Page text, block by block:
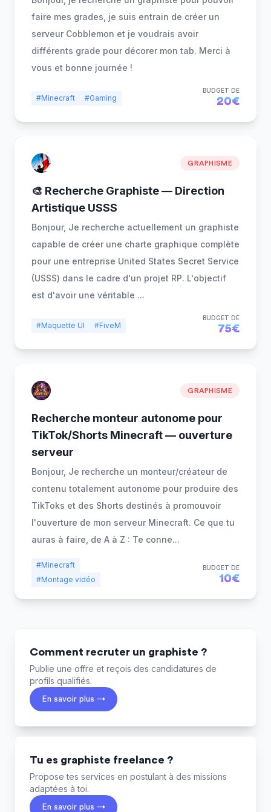
faire mes grades, je suis entrain de créer un
serveur Cobblemon et je voudrais avoir
différents grade pour décorer mon tab. Merci à
vous et bonne journée !
#Minecraft #Gaming
BUDGET DE
20€
GRAPHISME
🎨 Recherche Graphiste — Direction
Artistique USSS
Bonjour, Je recherche actuellement un graphiste
capable de créer une charte graphique complète
pour une entreprise United States Secret Service
(USSS) dans le cadre d'un projet RP. L'objectif
est d'avoir une véritable ...
#Maquette UI #FiveM
BUDGET DE
75€
GRAPHISME
Recherche monteur autonome pour
TikTok/Shorts Minecraft — ouverture
serveur
Bonjour, Je recherche un monteur/créateur de
contenu totalement autonome pour produire des
TikToks et des Shorts destinés à promouvoir
l'ouverture de mon serveur Minecraft. Ce que tu
auras à faire, de A à Z : Te conne...
#Minecraft
#Montage vidéo
BUDGET DE
10€
Comment recruter un graphiste ?
Publie une offre et reçois des candidatures de
profils qualifiés.
En savoir plus →
Tu es graphiste freelance ?
Propose tes services en postulant à des missions
adaptées à toi.
En savoir plus →